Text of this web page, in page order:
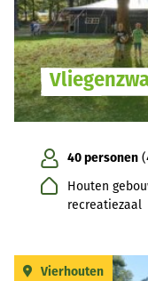
40 personen
Houten
recreatiezaal
Vierhouten